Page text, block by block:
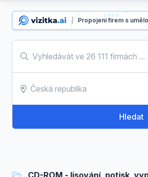
| Propojení firem s
Hledat
CD-ROM - lisování, potisk,